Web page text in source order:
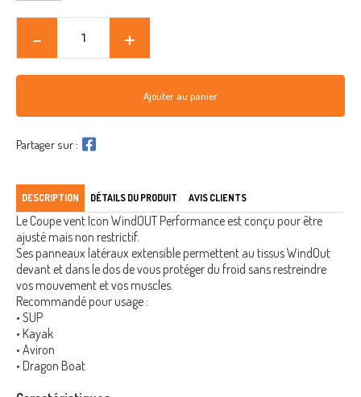
DESCRIPTION DÉTAILS DU PRODUIT AVIS CLIENTS
Le Coupe vent Icon WindOUT Performance est conçu pour être
ajusté mais non restrictif.
Ses panneaux latéraux extensible permettent au tissus WindOut
devant et dans le dos de vous protéger du froid sans restreindre
vos mouvement et vos muscles.
Recommandé pour usage :
• SUP
• Kayak
• Aviron
• Dragon Boat
Ajouter au panier
Partager sur :